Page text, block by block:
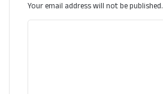
Your email address will not be published.